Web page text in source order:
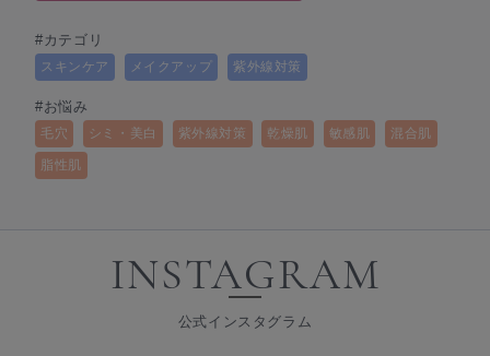
#カテゴリ
スキンケア メイクアップ 紫外線対策
#お悩み
毛穴 シミ・美白 紫外線対策 乾燥肌 敏感肌 混合肌
脂性肌
INSTAGRAM
公式インスタグラム